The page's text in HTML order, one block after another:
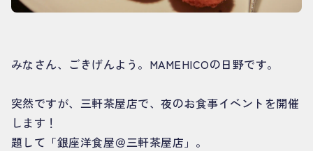
みなさん、ごきげんよう。MAMEHICOの日野です。
突然ですが、三軒茶屋店で、夜のお食事イベントを開催
します！
題して「銀座洋食屋＠三軒茶屋店」。